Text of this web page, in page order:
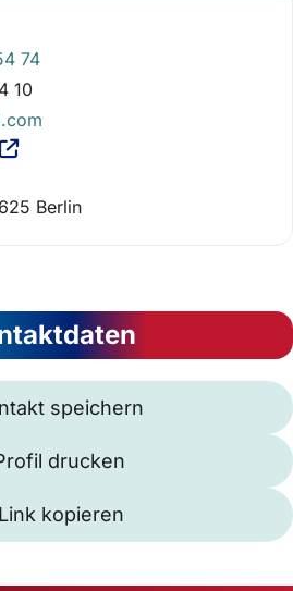
74
10
Berlin
speichern
drucken
Link kopieren